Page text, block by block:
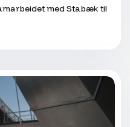
med Stabæk til